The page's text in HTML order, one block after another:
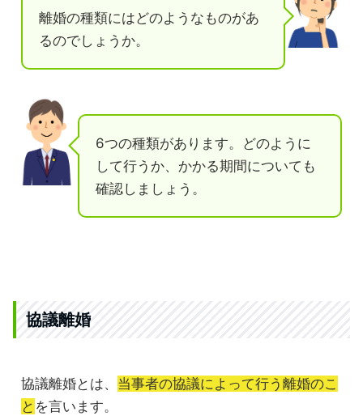
離婚の種類にはどのようなものがあ
るのでしょうか。
6つの種類があります。どのように
して行うか、かかる期間についても
確認しましょう。
協議離婚
協議離婚とは、 当事者の協議によって行う離婚のこ
と を言います。